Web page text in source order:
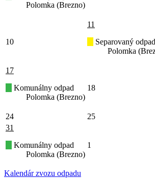
Polomka (Brezno)
10
11
Separovaný odpad
Polomka
17
Komunálny odpad
Polomka (Brezno)
18
24 25
31
Komunálny odpad
Polomka (Brezno)
1
Kalendár zvozu odpadu